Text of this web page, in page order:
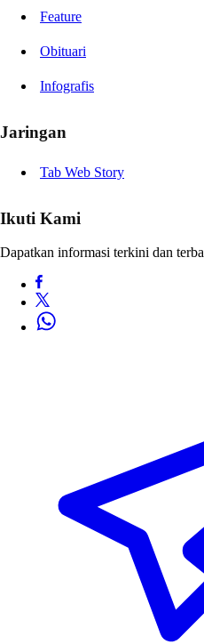
Feature
Obituari
Infografis
Jaringan
Tab Web Story
Ikuti Kami
Dapatkan informasi terkini dan